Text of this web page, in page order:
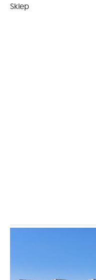
Sklep